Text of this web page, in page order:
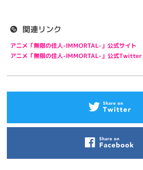
関連リンク
アニメ「無限の住人-IMMORTAL-」公式サイト
アニメ「無限の住人-IMMORTAL-」公式Twitter